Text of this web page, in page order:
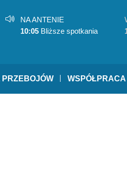
NA ANTENIE
10:05 Bliższe spotkania
PRZEBOJÓW WSPÓŁPRACA